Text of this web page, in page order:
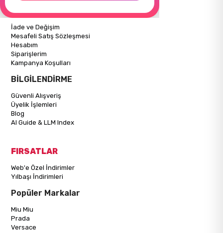
ALIŞVERİŞ BİLGİLERİ
İade ve Değişim
Mesafeli Satış Sözleşmesi
Hesabım
Siparişlerim
Kampanya Koşulları
BİLGİLENDİRME
Güvenli Alışveriş
Üyelik İşlemleri
Blog
AI Guide & LLM Index
FIRSATLAR
Web'e Özel İndirimler
Yılbaşı İndirimleri
Popüler Markalar
Miu Miu
Prada
Versace